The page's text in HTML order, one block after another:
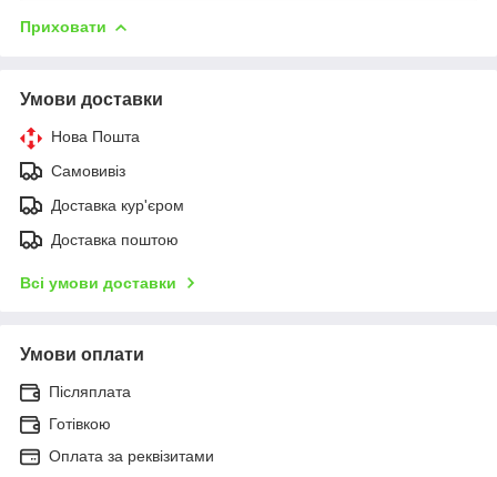
Приховати
Умови доставки
Нова Пошта
Самовивіз
Доставка кур'єром
Доставка поштою
Всі умови доставки
Умови оплати
Післяплата
Готівкою
Оплата за реквізитами